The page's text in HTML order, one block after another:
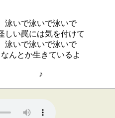
泳いで泳いで泳いで
しい罠には気を付けて
泳いで泳いで泳いで
なんとか生きているよ
♪